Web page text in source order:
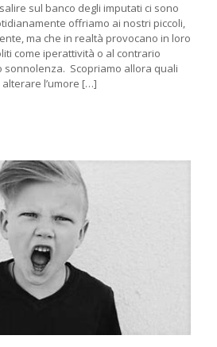
sul banco degli imputati ci sono
offriamo ai nostri piccoli,
ma che in realtà provocano in loro
come iperattività o al contrario
sonnolenza. Scopriamo allora quali
l’umore […]